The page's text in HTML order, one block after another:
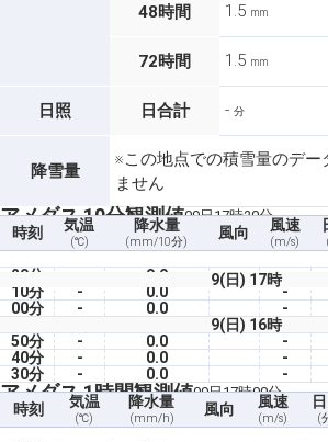
48時間 1.5 mm
72時間 1.5 mm
日照 日合計 - 分
降雪量
※この地点での積雪量のデー
ません
アメダス 10分観測値09日17時20分
時刻 気温
(℃)
降水量
(mm/10分)
風向 風速
(m/s)
9(日) 17時
20分 0.0 -
10分
- 0.0 -
00分
- 0.0 -
9(日) 16時
50分
- 0.0 -
40分
- 0.0 -
30分
- 0.0 -
アメダス 1時間観測値09日17時00分
時刻 気温
(℃)
降水量
(mm/h)
風向 風速
(m/s) (